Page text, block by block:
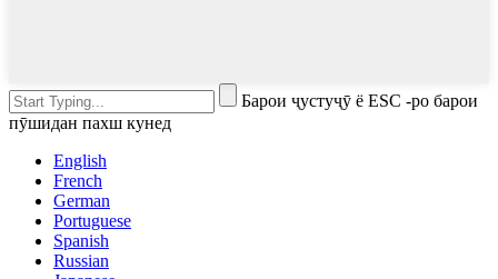
Барои ҷустуҷӯ ё ESC -ро барои
пӯшидан пахш кунед
English
French
German
Portuguese
Spanish
Russian